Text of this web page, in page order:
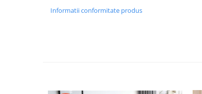
Informatii conformitate produs